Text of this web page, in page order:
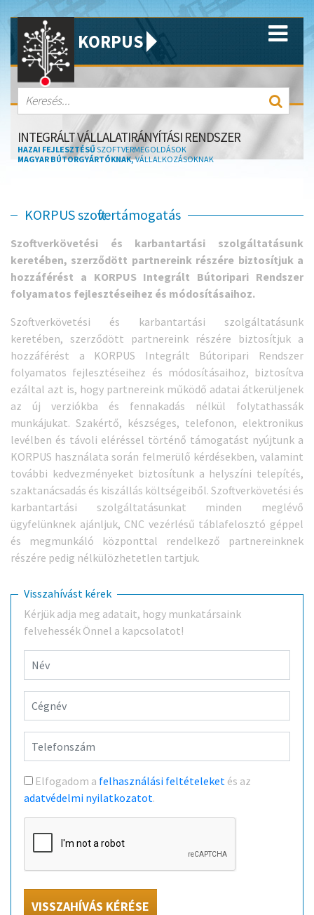
KORPUS
INTEGRÁLT VÁLLALATIRÁNYÍTÁSI RENDSZER
HAZAI FEJLESZTÉSŰSZOFTVERMEGOLDÁSOK
MAGYAR BÚTORGYÁRTÓKNAK,VÁLLALKOZÁSOKNAK
KORPUS szoftvertámogatás
Szoftverkövetési és karbantartási szolgáltatásunk
keretében, szerződött partnereink részére biztosítjuk a
hozzáférést a KORPUS Integrált Bútoripari Rendszer
folyamatos fejlesztéseihez és módosításaihoz.
Szoftverkövetési és karbantartási szolgáltatásunk
keretében, szerződött partnereink részére biztosítjuk a
hozzáférést a KORPUS Integrált Bútoripari Rendszer
folyamatos fejlesztéseihez és módosításaihoz, biztosítva
ezáltal azt is, hogy partnereink működő adatai átkerüljenek
az új verziókba és fennakadás nélkül folytathassák
munkájukat. Szakértő, készséges, telefonon, elektronikus
levélben és távoli eléréssel történő támogatást nyújtunk a
KORPUS használata során felmerülő kérdésekben, valamint
további kedvezményeket biztosítunk a helyszíni telepítés,
szaktanácsadás és kiszállás költségeiből. Szoftverkövetési és
karbantartási szolgáltatásunkat minden meglévő
ügyfelünknek ajánljuk, CNC vezérlésű táblafelosztó géppel
és megmunkáló központtal rendelkező partnereinknek
részére pedig nélkülözhetetlen tartjuk.
Visszahívást kérek
Kérjük adja meg adatait, hogy munkatársaink
felvehessék Önnel a kapcsolatot!
Elfogadom a felhasználási feltételeket és az
adatvédelmi nyilatkozatot.
VISSZAHÍVÁS KÉRÉSE